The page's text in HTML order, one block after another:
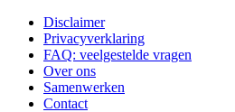
Disclaimer
Privacyverklaring
FAQ: veelgestelde vragen
Over ons
Samenwerken
Contact